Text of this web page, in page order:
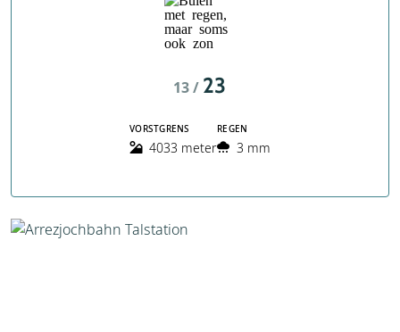
13 / 23
VORSTGRENS
4033 meter
REGEN
3 mm